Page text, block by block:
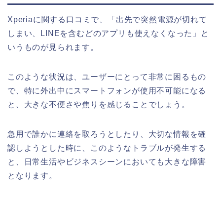
Xperiaに関する口コミで、「出先で突然電源が切れて
しまい、LINEを含むどのアプリも使えなくなった」と
いうものが見られます。
このような状況は、ユーザーにとって非常に困るもの
で、特に外出中にスマートフォンが使用不可能になる
と、大きな不便さや焦りを感じることでしょう。
急用で誰かに連絡を取ろうとしたり、大切な情報を確
認しようとした時に、このようなトラブルが発生する
と、日常生活やビジネスシーンにおいても大きな障害
となります。